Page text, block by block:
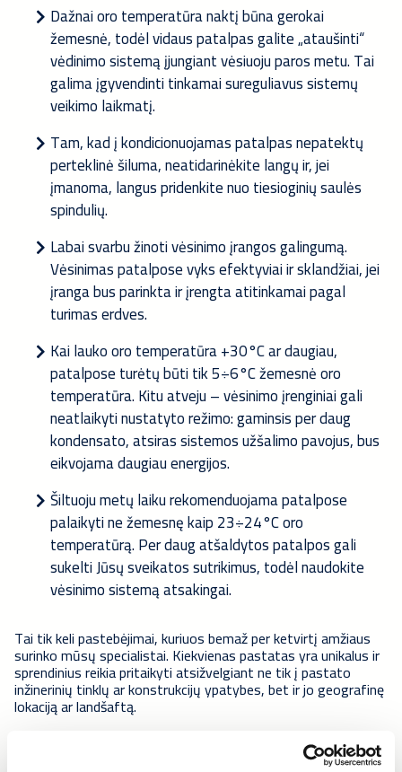
Dažnai oro temperatūra naktį būna gerokai
žemesnė, todėl vidaus patalpas galite „ataušinti“
vėdinimo sistemą įjungiant vėsiuoju paros metu. Tai
galima įgyvendinti tinkamai sureguliavus sistemų
veikimo laikmatį.
Tam, kad į kondicionuojamas patalpas nepatektų
perteklinė šiluma, neatidarinėkite langų ir, jei
įmanoma, langus pridenkite nuo tiesioginių saulės
spindulių.
Labai svarbu žinoti vėsinimo įrangos galingumą.
Vėsinimas patalpose vyks efektyviai ir sklandžiai, jei
įranga bus parinkta ir įrengta atitinkamai pagal
turimas erdves.
Kai lauko oro temperatūra +30°C ar daugiau,
patalpose turėtų būti tik 5÷6°C žemesnė oro
temperatūra. Kitu atveju – vėsinimo įrenginiai gali
neatlaikyti nustatyto režimo: gaminsis per daug
kondensato, atsiras sistemos užšalimo pavojus, bus
eikvojama daugiau energijos.
Šiltuoju metų laiku rekomenduojama patalpose
palaikyti ne žemesnę kaip 23÷24°C oro
temperatūrą. Per daug atšaldytos patalpos gali
sukelti Jūsų sveikatos sutrikimus, todėl naudokite
vėsinimo sistemą atsakingai.
Tai tik keli pastebėjimai, kuriuos bemaž per ketvirtį amžiaus
surinko mūsų specialistai. Kiekvienas pastatas yra unikalus ir
sprendinius reikia pritaikyti atsižvelgiant ne tik į pastato
inžinerinių tinklų ar konstrukcijų ypatybes, bet ir jo geografinę
lokaciją ar landšaftą.
Jei turite klausimų „Caverion Lietuva” vėdinimo ir šaldymo